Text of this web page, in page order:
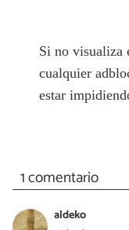
Si no visualiza
cualquier
estar
1 comentario
aldeko